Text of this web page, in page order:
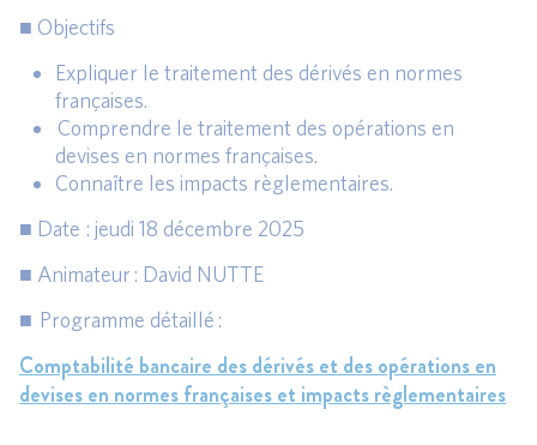
■ Objectifs
Expliquer le traitement des dérivés en normes
françaises.
Comprendre le traitement des opérations en
devises en normes françaises.
Connaître les impacts règlementaires.
■ Date : jeudi 18 décembre 2025
■ Animateur : David NUTTE
■ Programme détaillé :
Comptabilité bancaire des dérivés et des opérations en
devises en normes françaises et impacts règlementaires